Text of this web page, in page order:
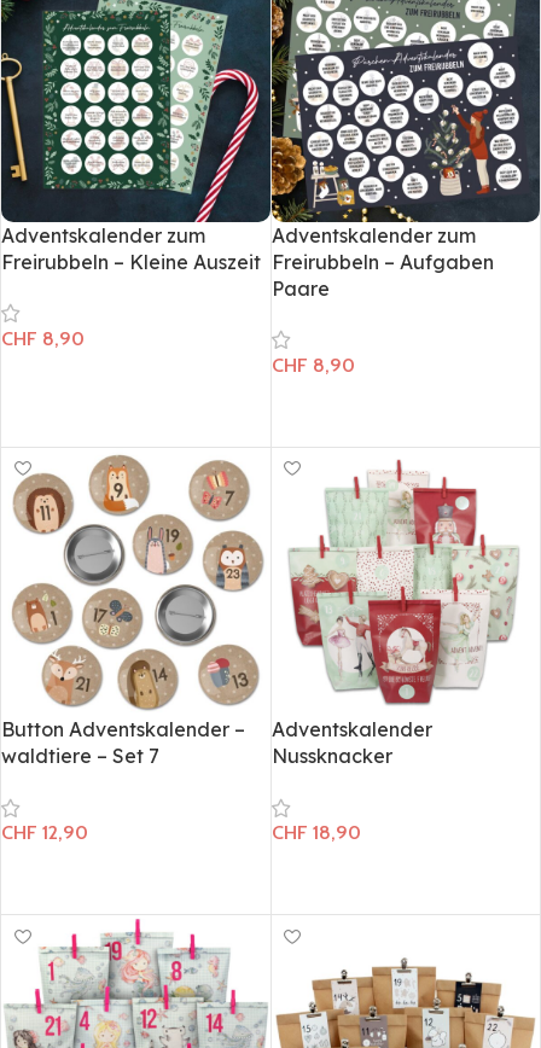
Adventskalender zum
Freirubbeln – Kleine Auszeit
CHF 8,90
Adventskalender zum
Freirubbeln – Aufgaben
Paare
CHF 8,90
Button Adventskalender –
waldtiere – Set 7
CHF 12,90
Adventskalender
Nussknacker
CHF 18,90